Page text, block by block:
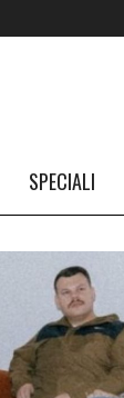
SPECIALI